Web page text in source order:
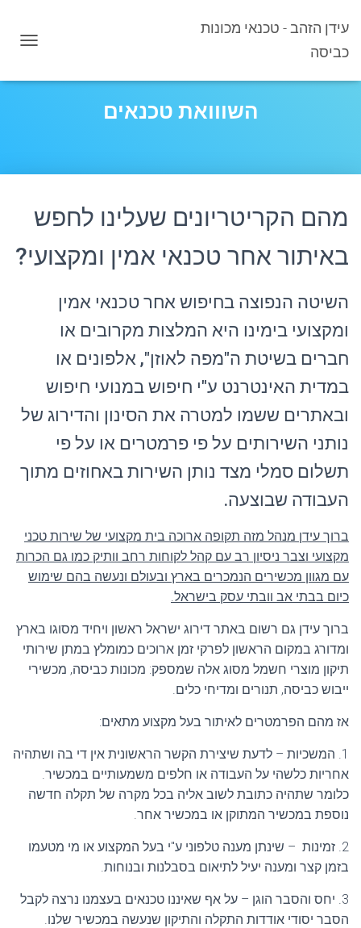
עידן הזהב - טכנאי מכונות
כביסה
G
V
I
השווואת טכנאים
מהם הקריטריונים שעלינו לחפש
באיתור אחר טכנאי אמין ומקצועי?
השיטה הנפוצה בחיפוש אחר טכנאי אמין
ומקצועי בימינו היא המלצות מקרובים או
חברים בשיטת ה"מפה לאוזן", אלפונים או
במדית האינטרנט ע"י חיפוש במנועי חיפוש
ובאתרים ששמו למטרה את הסינון והדירוג של
נותני השירותים על פי פרמטרים או על פי
תשלום סמלי מצד נותן השירות באחוזים מתוך
העבודה שבוצעה.
ברוך עידן מנהל מזה תקופה ארוכה בית מקצועי של שירות טכני
מקצועי וצבר ניסיון רב עם קהל לקוחות רחב וותיק כמו גם הכרות
עם מגוון מכשירים הנמכרים בארץ ובעולם ונעשה בהם שימוש
כיום בבתי אב וובתי עסק בישראל.
ברוך עידן גם רשום באתר דירוג ישראל ראשון ויחיד מסוגו בארץ
ומדורג במקום הראשון לפרקי זמן ארוכים כמומלץ במתן שירותי
תיקון מוצרי חשמל מסוג אלה שמספק: מכונות כביסה, מכשירי
ייבוש כביסה, תנורים ומדיחי כלים.
אז מהם הפרמטרים לאיתור בעל מקצוע מתאים:
1. המשכיות – לדעת שיצירת הקשר הראשונית אין די בה ושתהיה
אחריות כלשהי על העבודה או חלפים משמעותיים במכשיר.
כלומר שתהיה כתובת לשוב אליה בכל מקרה של תקלה חדשה
נוספת במכשיר המתוקן או במכשיר אחר.
2. זמינות – שינתן מענה טלפוני ע"י בעל המקצוע או מי מטעמו
בזמן קצר ומענה יעיל לתיאום בסבלנות ובנוחות.
3. יחס והסבר הוגן – על אף שאיננו טכנאים בעצמנו נרצה לקבל
הסבר יסודי אודדות התקלה והתיקון שנעשה במכשיר שלנו.